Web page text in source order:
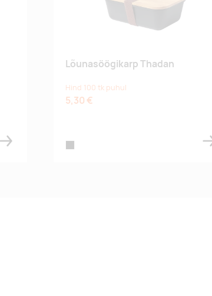
Lõunasöögikarp Thadan
Hind 100 tk puhul
5,30 €